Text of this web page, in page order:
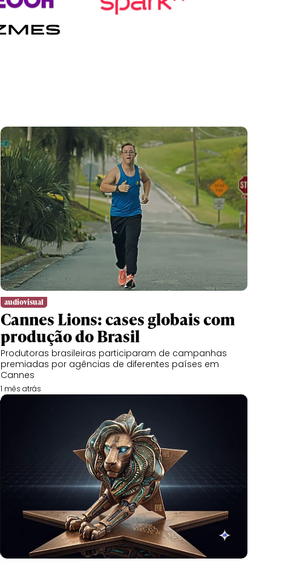
audiovisual
Cannes Lions: cases globais com
produção do Brasil
Produtoras brasileiras participaram de campanhas
premiadas por agências de diferentes países em
Cannes
1 mês atrás